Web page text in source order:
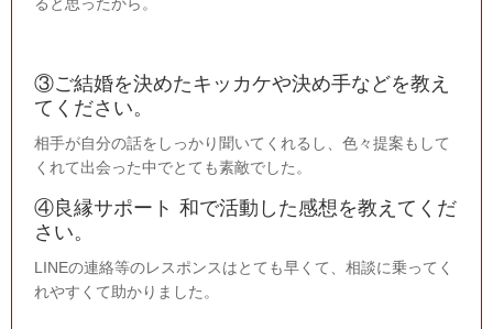
③ご結婚を決めたキッカケや決め手などを教え
てください。
相手が自分の話をしっかり聞いてくれるし、色々提案もして
くれて出会った中でとても素敵でした。
④良縁サポート 和で活動した感想を教えてくだ
さい。
LINEの連絡等のレスポンスはとても早くて、相談に乗ってく
れやすくて助かりました。